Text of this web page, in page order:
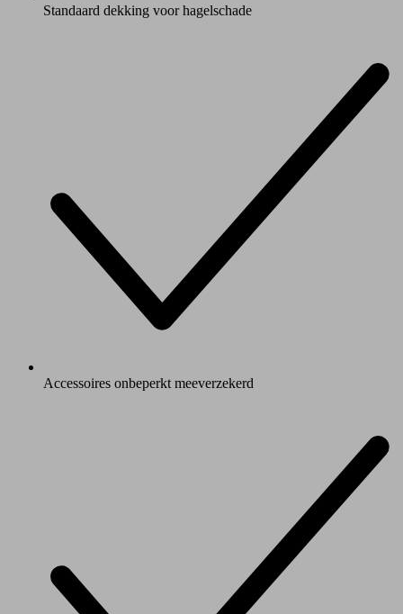
Standaard dekking voor hagelschade
Accessoires onbeperkt meeverzekerd